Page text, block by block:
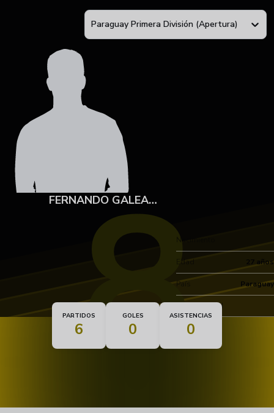
Paraguay Primera División (Apertura)
8
FERNANDO GALEANO
Nacimiento
27 años
País Paraguay
Nacionalidad
PARTIDOS
6
GOLES
0
ASISTENCIAS
0